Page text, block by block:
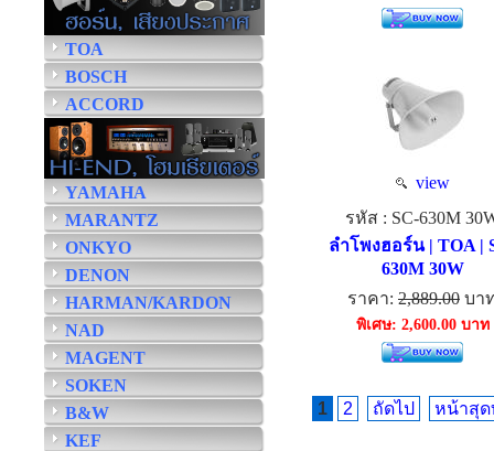
TOA
BOSCH
ACCORD
YAMAHA
MARANTZ
ONKYO
DENON
HARMAN/KARDON
NAD
MAGENT
SOKEN
B&W
KEF
view
รหัส : SC-630M
ลำโพงฮอร์น | TOA |
630M 30W
ราคา: 2,889.00 บา
พิเศษ: 2,600.00 บาท
1 2 ถัดไป หน้าสุด